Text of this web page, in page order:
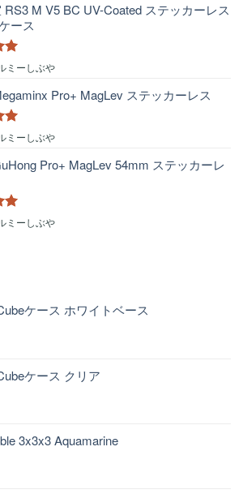
RS3 M V5 BC UV-Coated ステッカーレス
ース
の
ミーしぶや
Pro+ MagLev ステッカーレス
の
ミーしぶや
Pro+ MagLev 54mm ステッカーレ
の
ミーしぶや
ケース ホワイトベース
ケース クリア
3x3x3 Aquamarine